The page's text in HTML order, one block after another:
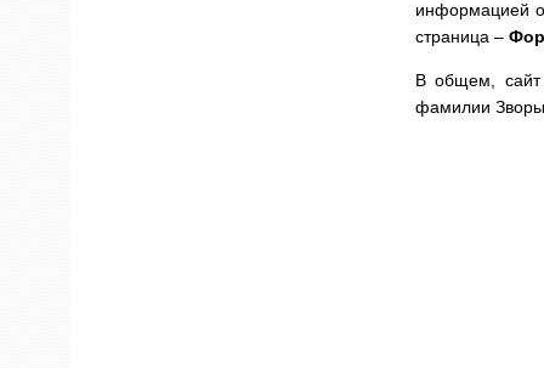
информацией о
страница –
В общем, сайт
фамилии